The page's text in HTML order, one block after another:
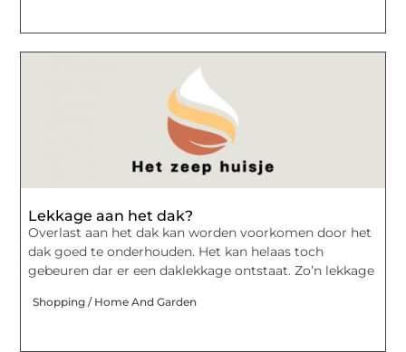
Lekkage aan het dak?
Overlast aan het dak kan worden voorkomen door het
dak goed te onderhouden. Het kan helaas toch
gebeuren dar er een daklekkage ontstaat. Zo’n lekkage
Shopping / Home And Garden